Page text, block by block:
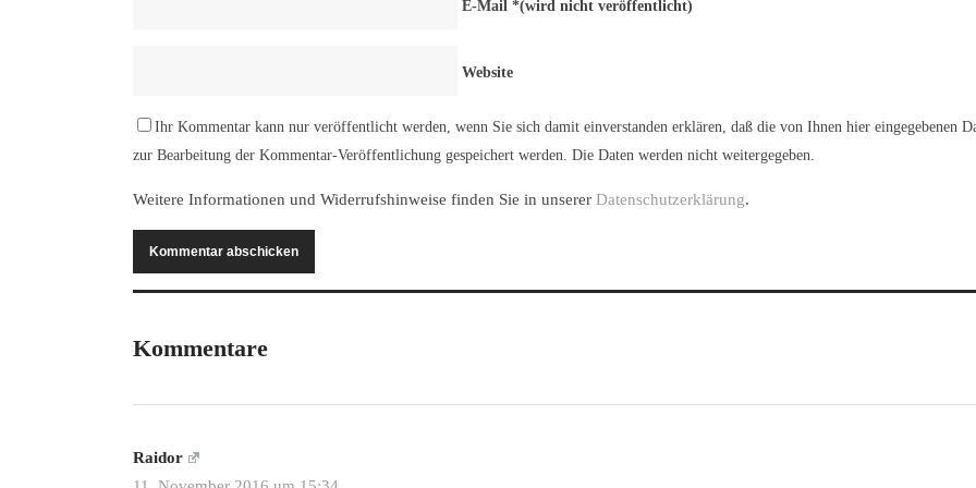
E-Mail *(wird nicht veröffentlicht)
Website
Ihr Kommentar kann nur veröffentlicht werden, wenn Sie sich damit einverstanden erklären, daß die von Ihnen hier eingegebenen
zur Bearbeitung der Kommentar-Veröffentlichung gespeichert werden. Die Daten werden nicht weitergegeben.
Weitere Informationen und Widerrufshinweise finden Sie in unserer Datenschutzerklärung.
Kommentare
Raidor